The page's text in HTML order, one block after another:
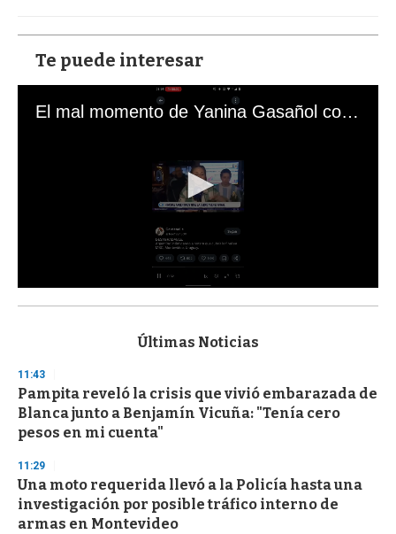
Te puede interesar
El mal momento de Yanina Gasañol con un hincha argentino en "Subrayado"
s
d
s
o
f
3
s
e
c
o
n
Últimas Noticias
11:43
Pampita reveló la crisis que vivió embarazada de
Blanca junto a Benjamín Vicuña: "Tenía cero
pesos en mi cuenta"
11:29
Una moto requerida llevó a la Policía hasta una
investigación por posible tráfico interno de
armas en Montevideo